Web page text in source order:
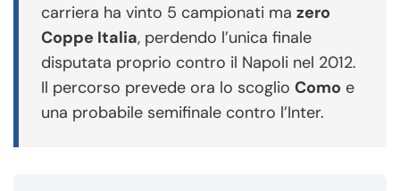
carriera ha vinto 5 campionati ma zero
Coppe Italia, perdendo l’unica finale
disputata proprio contro il Napoli nel 2012.
Il percorso prevede ora lo scoglio Como e
una probabile semifinale contro l’Inter.